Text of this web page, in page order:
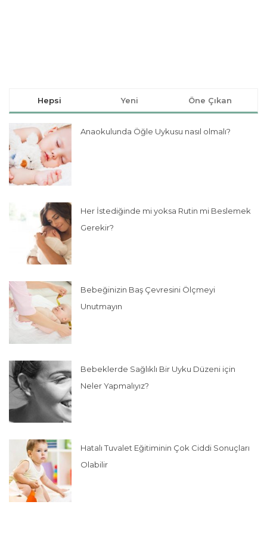
Hepsi Yeni Öne Çıkan
Anaokulunda Öğle Uykusu nasıl olmalı?
Her İstediğinde mi yoksa Rutin mi Beslemek
Gerekir?
Bebeğinizin Baş Çevresini Ölçmeyi
Unutmayın
Bebeklerde Sağlıklı Bir Uyku Düzeni için
Neler Yapmalıyız?
Hatalı Tuvalet Eğitiminin Çok Ciddi Sonuçları
Olabilir